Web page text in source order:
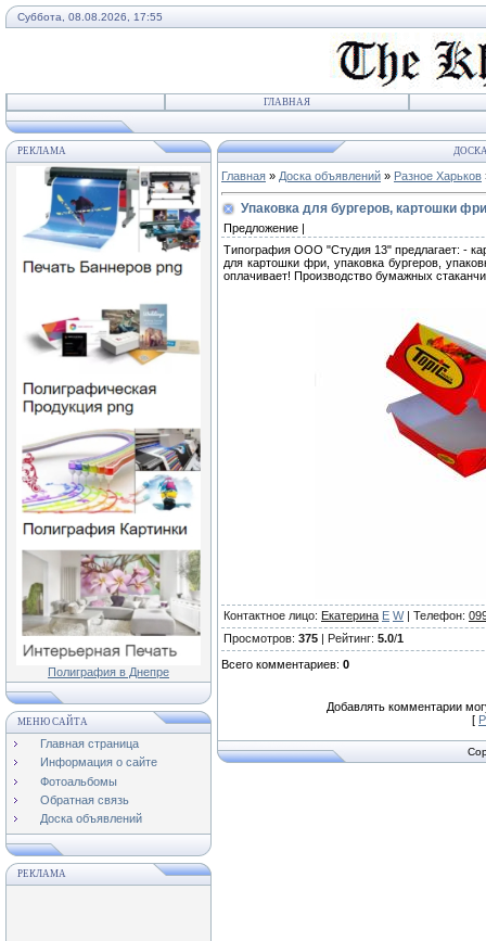
Суббота, 08.08.2026, 17:55
ГЛАВНАЯ
РЕКЛАМА
Полиграфия в Днепре
МЕНЮ САЙТА
Главная страница
Информация о сайте
Фотоальбомы
Обратная связь
Доска объявлений
РЕКЛАМА
Главная » Доска объявлений » Разное Харьков
Упаковка для бургеров, картошки
Предложение |
Типография ООО "Студия 13" предлагает: -
для картошки фри, упаковка бургеров,
оплачивает! Производство бумажных
Контактное лицо: Екатерина E W| Телефон:
Просмотров: 375 | Рейтинг: 5.0/1
Всего комментариев: 0
Добавлять комментарии
[